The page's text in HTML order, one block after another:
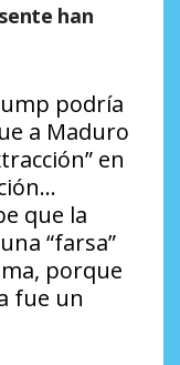
han
podría
a Maduro
en
que la
“farsa”
porque
fue un